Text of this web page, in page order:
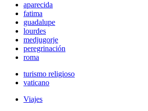
aparecida
fatima
guadalupe
lourdes
medjugorje
peregrinación
roma
turismo religioso
vaticano
Viajes